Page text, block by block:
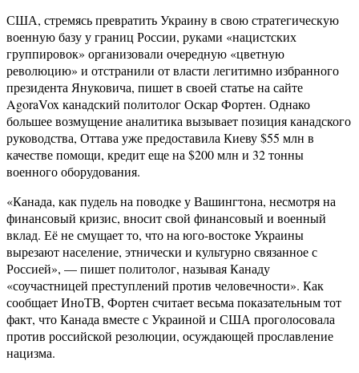
США, стремясь превратить Украину в свою стратегическую
военную базу у границ России, руками «нацистских
группировок» организовали очередную «цветную
революцию» и отстранили от власти легитимно избранного
президента Януковича, пишет в своей статье на сайте
AgoraVox канадский политолог Оскар Фортен. Однако
большее возмущение аналитика вызывает позиция канадского
руководства, Оттава уже предоставила Киеву $55 млн в
качестве помощи, кредит еще на $200 млн и 32 тонны
военного оборудования.
«Канада, как пудель на поводке у Вашингтона, несмотря на
финансовый кризис, вносит свой финансовый и военный
вклад. Её не смущает то, что на юго-востоке Украины
вырезают население, этнически и культурно связанное с
Россией», — пишет политолог, называя Канаду
«соучастницей преступлений против человечности». Как
сообщает ИноТВ, Фортен считает весьма показательным тот
факт, что Канада вместе с Украиной и США проголосовала
против российской резолюции, осуждающей прославление
нацизма.